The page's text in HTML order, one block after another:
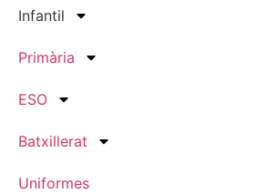
Infantil
Primària
ESO
Batxillerat
Uniformes